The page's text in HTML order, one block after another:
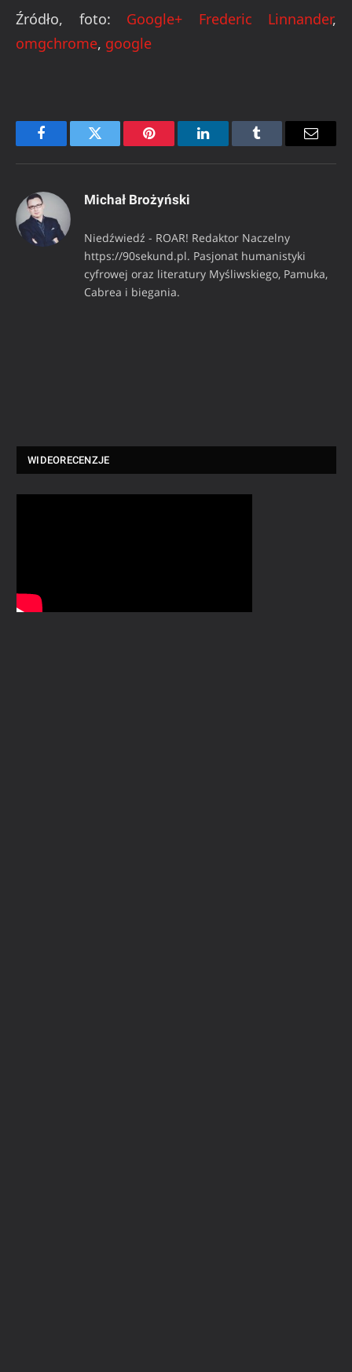
Źródło, foto: Google+ Frederic Linnander,
omgchrome, google
FacebookTwitter Pinterest LinkedInTumblr Email
Michał Brożyński
Niedźwiedź - ROAR! Redaktor Naczelny
https://90sekund.pl. Pasjonat humanistyki
cyfrowej oraz literatury Myśliwskiego, Pamuka,
Cabrea i biegania.
WIDEORECENZJE